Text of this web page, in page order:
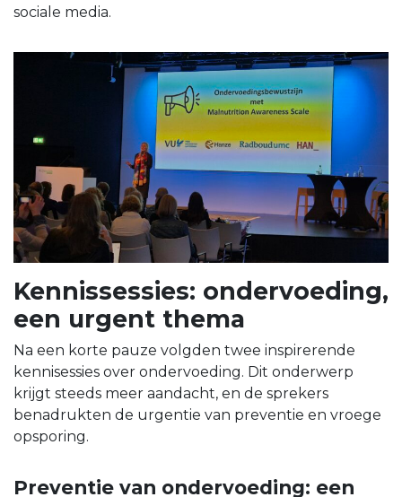
sociale media.
Kennissessies: ondervoeding,
een urgent thema
Na een korte pauze volgden twee inspirerende
kennisessies over ondervoeding. Dit onderwerp
krijgt steeds meer aandacht, en de sprekers
benadrukten de urgentie van preventie en vroege
opsporing.
Preventie van ondervoeding: een